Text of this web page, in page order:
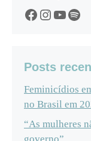
Facebook
Instagram
Posts
Feminicídios
no Brasil em
“As mulheres